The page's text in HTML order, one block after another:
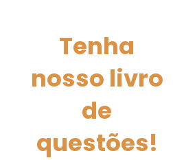
Tenha
nosso livro
de
questões!